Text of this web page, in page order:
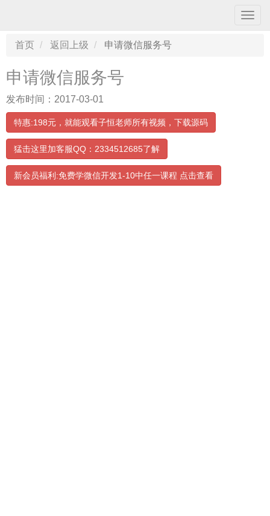
导
航
首页 返回上级 申请微信服务号
申请微信服务号
发布时间：2017-03-01
特惠:198元，就能观看子恒老师所有视频，下载源码
猛击这里加客服QQ：2334512685了解
新会员福利:免费学微信开发1-10中任一课程 点击查看